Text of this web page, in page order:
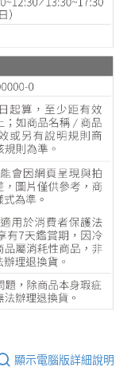
顯示電腦版詳細說明